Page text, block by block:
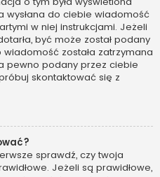
wysłana do ciebie wiadomość
w niej instrukcjami. Jeżeli
być może został podany
została zatrzymana
pewno podany przez ciebie
skontaktować się z
sprawdź, czy twoja
Jeżeli są prawidłowe,